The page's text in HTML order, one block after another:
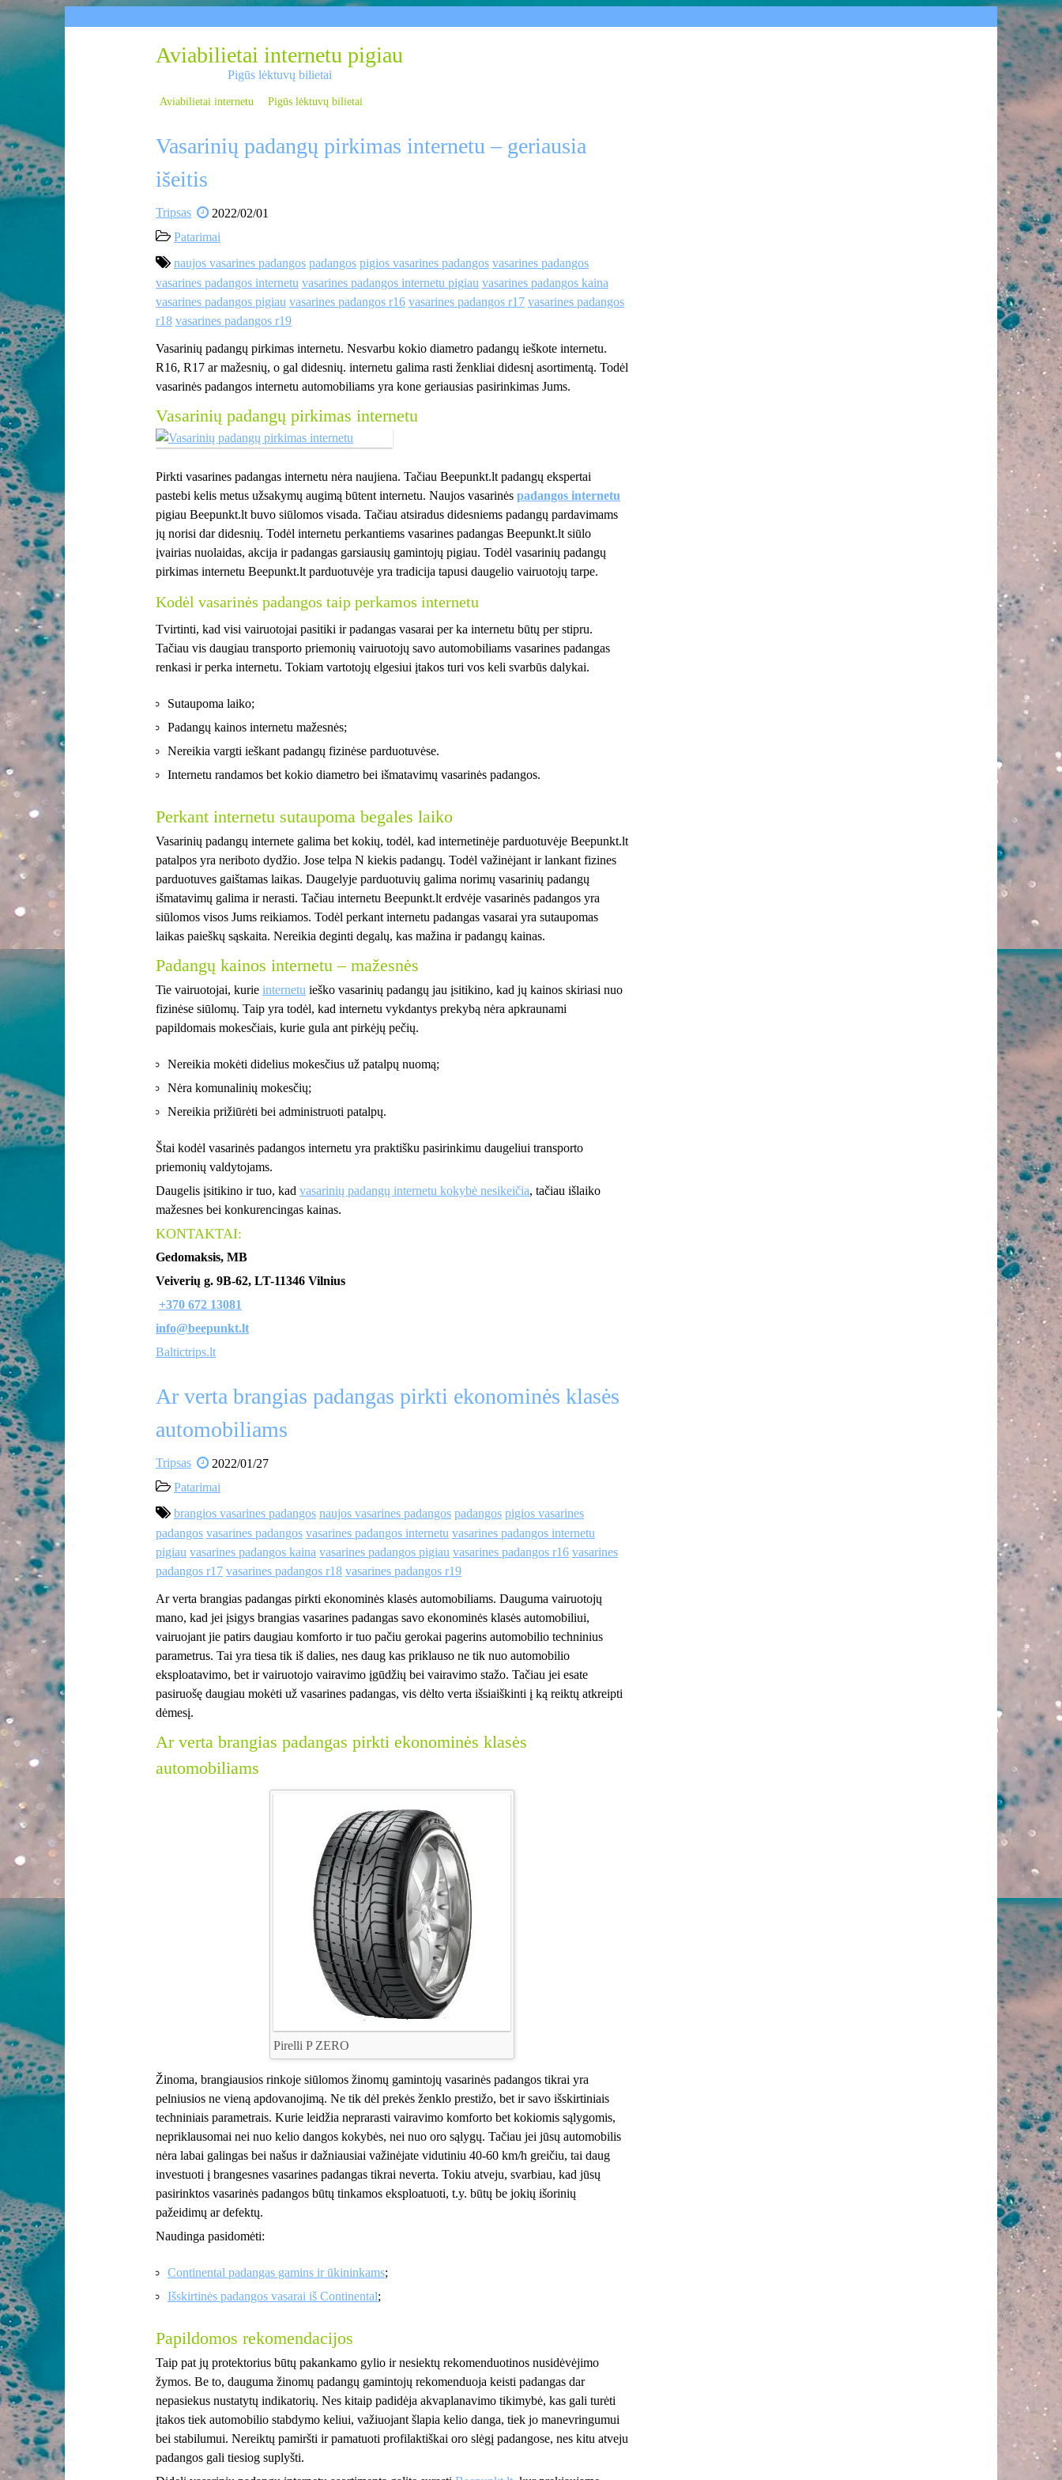
Skip
Aviabilietai internetu pigiau
Pigūs lėktuvų bilietai
Aviabilietai internetu Pigūs lėktuvų bilietai
Vasarinių padangų pirkimas internetu – geriausia
išeitis
Tripsas
2022/02/01
Patarimai
naujos vasarines padangos padangos pigios vasarines padangos vasarines padangos
vasarines padangos internetu vasarines padangos internetu pigiau vasarines padangos kaina
vasarines padangos pigiau vasarines padangos r16 vasarines padangos r17 vasarines padangos
r18 vasarines padangos r19
Vasarinių padangų pirkimas internetu. Nesvarbu kokio diametro padangų ieškote internetu.
R16, R17 ar mažesnių, o gal didesnių. internetu galima rasti ženkliai didesnį asortimentą. Todėl
vasarinės padangos internetu automobiliams yra kone geriausias pasirinkimas Jums.
Vasarinių padangų pirkimas internetu
Pirkti vasarines padangas internetu nėra naujiena. Tačiau Beepunkt.lt padangų ekspertai
pastebi kelis metus užsakymų augimą būtent internetu. Naujos vasarinės padangos internetu
pigiau Beepunkt.lt buvo siūlomos visada. Tačiau atsiradus didesniems padangų pardavimams
jų norisi dar didesnių. Todėl internetu perkantiems vasarines padangas Beepunkt.lt siūlo
įvairias nuolaidas, akcija ir padangas garsiausių gamintojų pigiau. Todėl vasarinių padangų
pirkimas internetu Beepunkt.lt parduotuvėje yra tradicija tapusi daugelio vairuotojų tarpe.
Kodėl vasarinės padangos taip perkamos internetu
Tvirtinti, kad visi vairuotojai pasitiki ir padangas vasarai per ka internetu būtų per stipru.
Tačiau vis daugiau transporto priemonių vairuotojų savo automobiliams vasarines padangas
renkasi ir perka internetu. Tokiam vartotojų elgesiui įtakos turi vos keli svarbūs dalykai.
Sutaupoma laiko;
Padangų kainos internetu mažesnės;
Nereikia vargti ieškant padangų fizinėse parduotuvėse.
Internetu randamos bet kokio diametro bei išmatavimų vasarinės padangos.
Perkant internetu sutaupoma begales laiko
Vasarinių padangų internete galima bet kokių, todėl, kad internetinėje parduotuvėje Beepunkt.lt
patalpos yra neriboto dydžio. Jose telpa N kiekis padangų. Todėl važinėjant ir lankant fizines
parduotuves gaištamas laikas. Daugelyje parduotuvių galima norimų vasarinių padangų
išmatavimų galima ir nerasti. Tačiau internetu Beepunkt.lt erdvėje vasarinės padangos yra
siūlomos visos Jums reikiamos. Todėl perkant internetu padangas vasarai yra sutaupomas
laikas paieškų sąskaita. Nereikia deginti degalų, kas mažina ir padangų kainas.
Padangų kainos internetu – mažesnės
Tie vairuotojai, kurie internetu ieško vasarinių padangų jau įsitikino, kad jų kainos skiriasi nuo
fizinėse siūlomų. Taip yra todėl, kad internetu vykdantys prekybą nėra apkraunami
papildomais mokesčiais, kurie gula ant pirkėjų pečių.
Nereikia mokėti didelius mokesčius už patalpų nuomą;
Nėra komunalinių mokesčių;
Nereikia prižiūrėti bei administruoti patalpų.
Štai kodėl vasarinės padangos internetu yra praktišku pasirinkimu daugeliui transporto
priemonių valdytojams.
Daugelis įsitikino ir tuo, kad vasarinių padangų internetu kokybė nesikeičia, tačiau išlaiko
mažesnes bei konkurencingas kainas.
KONTAKTAI:
Gedomaksis, MB
Veiverių g. 9B-62, LT-11346 Vilnius
+370 672 13081
info@beepunkt.lt
Baltictrips.lt
Ar verta brangias padangas pirkti ekonominės klasės
automobiliams
Tripsas
2022/01/27
Patarimai
brangios vasarines padangos naujos vasarines padangos padangos pigios vasarines
padangos vasarines padangos vasarines padangos internetu vasarines padangos internetu
pigiau vasarines padangos kaina vasarines padangos pigiau vasarines padangos r16 vasarines
padangos r17 vasarines padangos r18 vasarines padangos r19
Ar verta brangias padangas pirkti ekonominės klasės automobiliams. Dauguma vairuotojų
mano, kad jei įsigys brangias vasarines padangas savo ekonominės klasės automobiliui,
vairuojant jie patirs daugiau komforto ir tuo pačiu gerokai pagerins automobilio techninius
parametrus. Tai yra tiesa tik iš dalies, nes daug kas priklauso ne tik nuo automobilio
eksploatavimo, bet ir vairuotojo vairavimo įgūdžių bei vairavimo stažo. Tačiau jei esate
pasiruošę daugiau mokėti už vasarines padangas, vis dėlto verta išsiaiškinti į ką reiktų atkreipti
dėmesį.
Ar verta brangias padangas pirkti ekonominės klasės
automobiliams
Pirelli P ZERO
Žinoma, brangiausios rinkoje siūlomos žinomų gamintojų vasarinės padangos tikrai yra
pelniusios ne vieną apdovanojimą. Ne tik dėl prekės ženklo prestižo, bet ir savo išskirtiniais
techniniais parametrais. Kurie leidžia neprarasti vairavimo komforto bet kokiomis sąlygomis,
nepriklausomai nei nuo kelio dangos kokybės, nei nuo oro sąlygų. Tačiau jei jūsų automobilis
nėra labai galingas bei našus ir dažniausiai važinėjate vidutiniu 40-60 km/h greičiu, tai daug
investuoti į brangesnes vasarines padangas tikrai neverta. Tokiu atveju, svarbiau, kad jūsų
pasirinktos vasarinės padangos būtų tinkamos eksploatuoti, t.y. būtų be jokių išorinių
pažeidimų ar defektų.
Naudinga pasidomėti:
Continental padangas gamins ir ūkininkams;
Išskirtinės padangos vasarai iš Continental;
Papildomos rekomendacijos
Taip pat jų protektorius būtų pakankamo gylio ir nesiektų rekomenduotinos nusidėvėjimo
žymos. Be to, dauguma žinomų padangų gamintojų rekomenduoja keisti padangas dar
nepasiekus nustatytų indikatorių. Nes kitaip padidėja akvaplanavimo tikimybė, kas gali turėti
įtakos tiek automobilio stabdymo keliui, važiuojant šlapia kelio danga, tiek jo manevringumui
bei stabilumui. Nereiktų pamiršti ir pamatuoti profilaktiškai oro slėgį padangose, nes kitu atveju
padangos gali tiesiog suplyšti.